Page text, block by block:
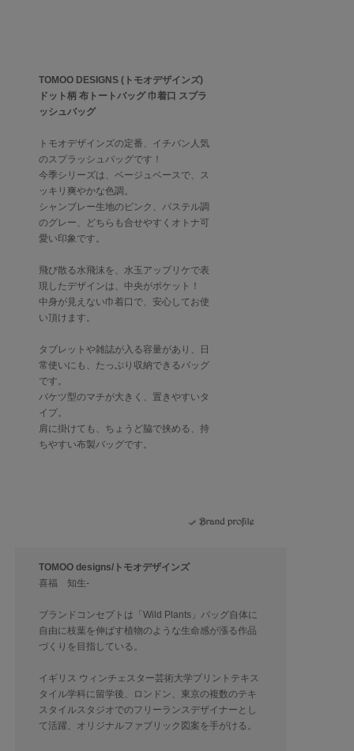
TOMOO DESIGNS (トモオデザインズ)
ドット柄 布トートバッグ 巾着口 スプラ
ッシュバッグ
トモオデザインズの定番、イチバン人気
のスプラッシュバッグです！
今季シリーズは、ベージュベースで、ス
ッキリ爽やかな色調。
シャンブレー生地のピンク、パステル調
のグレー、どちらも合せやすくオトナ可
愛い印象です。
飛び散る水飛沫を、水玉アップリケで表
現したデザインは、中央がポケット！
中身が見えない巾着口で、安心してお使
い頂けます。
タブレットや雑誌が入る容量があり、日
常使いにも、たっぷり収納できるバッグ
です。
バケツ型のマチが大きく、置きやすいタ
イプ。
肩に掛けても、ちょうど脇で挟める、持
ちやすい布製バッグです。
TOMOO designs/トモオデザインズ
喜福 知生-
ブランドコンセプトは「Wild Plants」バッグ自体に
自由に枝葉を伸ばす植物のような生命感が漲る作品
づくりを目指している。
イギリス ウィンチェスター芸術大学プリントテキス
タイル学科に留学後、ロンドン、東京の複数のテキ
スタイルスタジオでのフリーランスデザイナーとし
て活躍、オリジナルファブリック図案を手がける。